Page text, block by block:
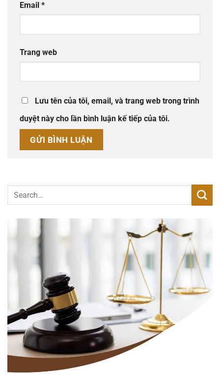
Email *
Trang web
Lưu tên của tôi, email, và trang web trong trình
duyệt này cho lần bình luận kế tiếp của tôi.